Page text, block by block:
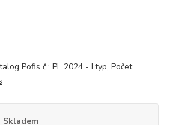
Pofis č.: PL 2024 - I.typ, Počet
Skladem